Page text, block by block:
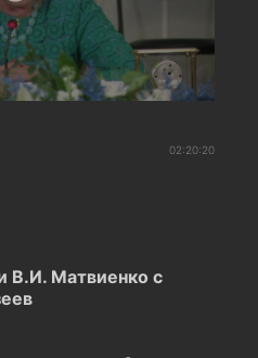
02:20:20
В.И. Матвиенко с